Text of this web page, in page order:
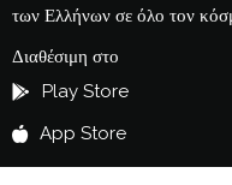
των Ελλήνων σε όλο τον
Διαθέσιμη στο
Play Store
App Store